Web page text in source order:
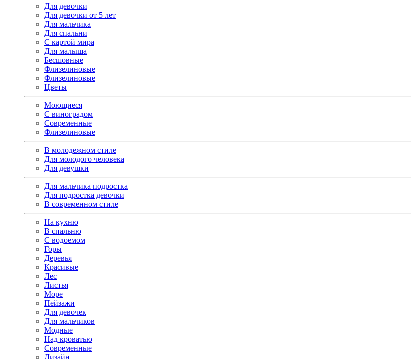
Для девочки
Для девочки от 5 лет
Для мальчика
Для спальни
С картой мира
Для малыша
Бесшовные
Флизелиновые
Флизелиновые
Цветы
Моющиеся
С виноградом
Современные
Флизелиновые
В молодежном стиле
Для молодого человека
Для девушки
Для мальчика подростка
Для подростка девочки
В современном стиле
На кухню
В спальню
С водоемом
Горы
Деревья
Красивые
Лес
Листья
Море
Пейзажи
Для девочек
Для мальчиков
Модные
Над кроватью
Современные
Дизайн